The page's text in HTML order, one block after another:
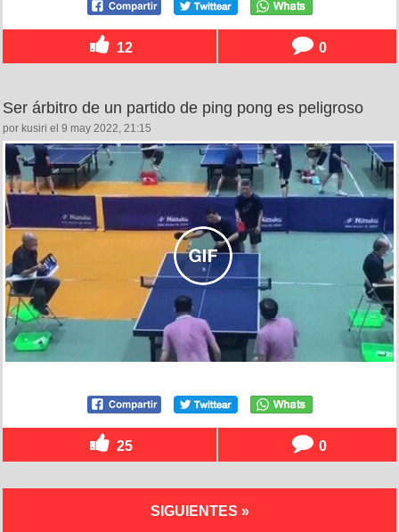
12 0
Ser árbitro de un partido de ping pong es peligroso
por kusiri el 9 may 2022, 21:15
25 0
SIGUIENTES »